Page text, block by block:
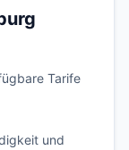
Tarife
und